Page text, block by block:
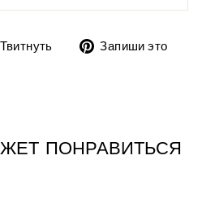
Твитнуть
ТвитнутьЗапиши это
ПОНРАВИТЬСЯ